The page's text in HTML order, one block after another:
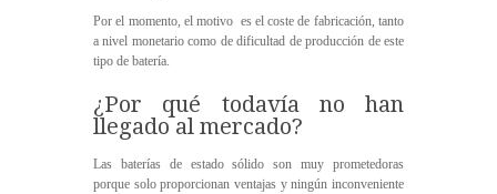
Por el momento, el motivo es el coste de fabricación, tanto
a nivel monetario como de dificultad de producción de este
tipo de batería.
¿Por qué todavía no han
llegado al mercado?
Las baterías de estado sólido son muy prometedoras
porque solo proporcionan ventajas y ningún inconveniente